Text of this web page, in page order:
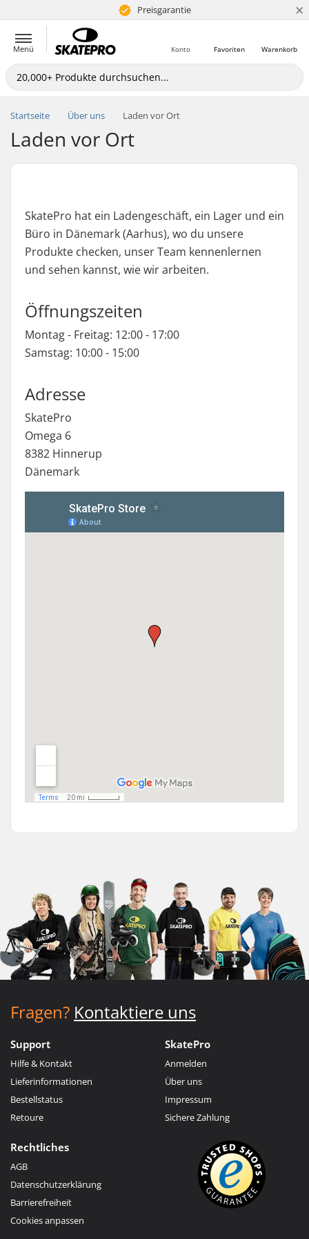
Preisgarantie
365 Tage Warenrückgabe ×
Menü Warenkorb
Favoriten
Konto
Startseite Über uns Laden vor Ort
Laden vor Ort
SkatePro hat ein Ladengeschäft, ein Lager und ein
Büro in Dänemark (Aarhus), wo du unsere
Produkte checken, unser Team kennenlernen
und sehen kannst, wie wir arbeiten.
Öffnungszeiten
Montag - Freitag: 12:00 - 17:00
Samstag: 10:00 - 15:00
Adresse
SkatePro
Omega 6
8382 Hinnerup
Dänemark
Fragen? Kontaktiere uns
Support
Hilfe & Kontakt
Lieferinformationen
Bestellstatus
Retoure
SkatePro
Anmelden
Über uns
Impressum
Sichere Zahlung
Rechtliches
AGB
Datenschutzerklärung
Barrierefreiheit
Cookies anpassen